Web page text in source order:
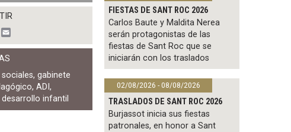
m
a
,gabinete
,ADI,
infantil
FIESTAS DE SANT ROC 2026
Carlos Baute y Maldita Nerea
serán protagonistas de las
fiestas de Sant Roc que se
iniciarán con los traslados
02/08/2026 - 08/08/2026
TRASLADOS DE SANT ROC 2026
Burjassot inicia sus fiestas
patronales, en honor a Sant